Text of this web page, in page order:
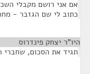
אם אני רושם מקבלי
כתוב לי שם הגזבר -
היו"ר יצחק פינדרוס
תגיד את הסכום, שחברי